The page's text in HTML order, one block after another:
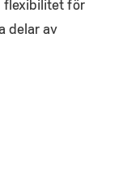
flexibilitet för
delar av